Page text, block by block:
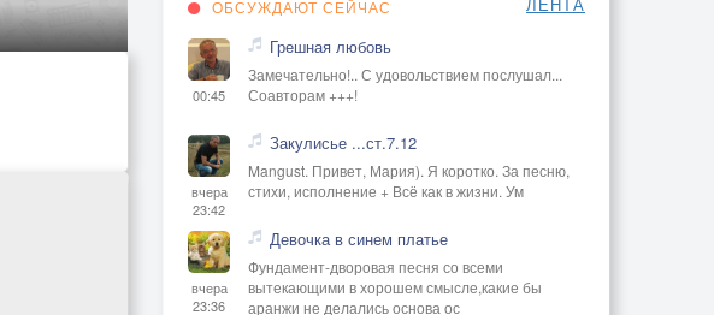
ОБСУЖДАЮТ СЕЙЧАС
00:45
Грешная любовь
Замечательно!.. С удовольствием послушал...
Соавторам +++!
вчера
23:42
Закулисье ...ст.7.12
Mangust. Привет, Мария). Я коротко. За песню,
стихи, исполнение + Всё как в жизни. Ум
вчера
23:36
Девочка в синем платье
Фундамент-дворовая песня со всеми
вытекающими в хорошем смысле,какие бы
аранжи не делались основа ос